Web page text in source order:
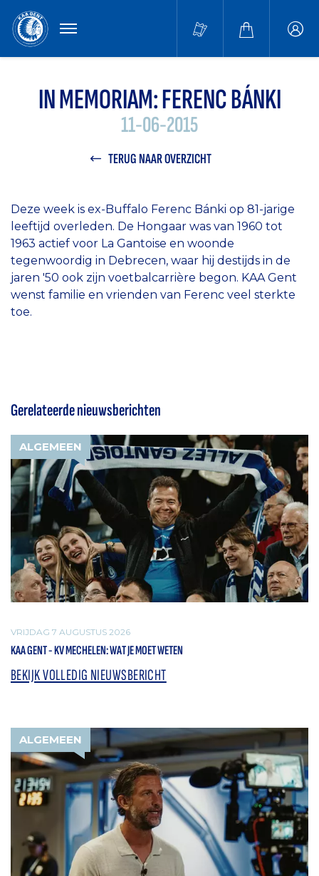
MENU
IN MEMORIAM: FERENC BÁNKI
11-06-2015
TERUG NAAR OVERZICHT
Deze week is ex-Buffalo Ferenc Bánki op 81-jarige
leeftijd overleden. De Hongaar was van 1960 tot
1963 actief voor La Gantoise en woonde
tegenwoordig in Debrecen, waar hij destijds in de
jaren '50 ook zijn voetbalcarrière begon. KAA Gent
wenst familie en vrienden van Ferenc veel sterkte
toe.
Gerelateerde nieuwsberichten
ALGEMEEN
VRIJDAG 7 AUGUSTUS 2026
KAA GENT - KV MECHELEN: WAT JE MOET WETEN
BEKIJK VOLLEDIG NIEUWSBERICHT
ALGEMEEN